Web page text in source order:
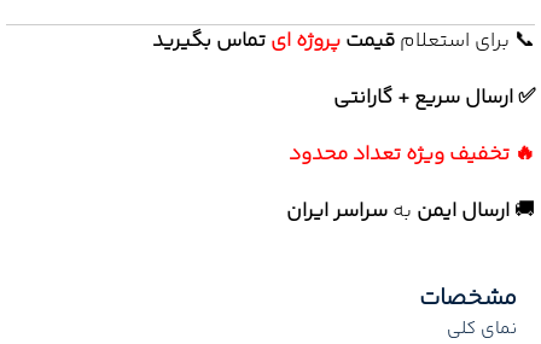
📞 برای استعلامقیمتپروژه ایتماس بگیرید
✅ ارسال سریع + گارانتی
🔥 تخفیف ویژه تعداد محدود
🚚ارسال ایمن بهسراسر ایران
مشخصات
نمای کلی